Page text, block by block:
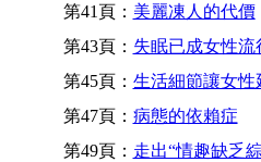
第41頁： 美麗凍人的代價
第43頁： 失眠已成女性流
第45頁： 生活細節讓女性
第47頁： 病態的依賴症
第49頁： 走出“情趣缺乏